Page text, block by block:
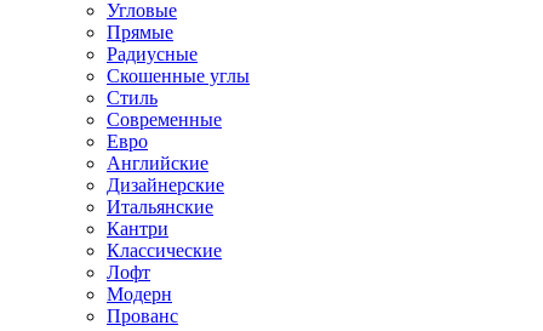
Угловые
Прямые
Радиусные
Скошенные углы
Стиль
Современные
Евро
Английские
Дизайнерские
Итальянские
Кантри
Классические
Лофт
Модерн
Прованс